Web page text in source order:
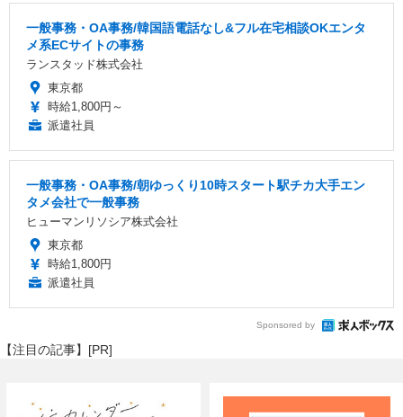
一般事務・OA事務/韓国語電話なし&フル在宅相談OKエンタ
メ系ECサイトの事務
ランスタッド株式会社
東京都
時給1,800円～
派遣社員
一般事務・OA事務/朝ゆっくり10時スタート駅チカ大手エン
タメ会社で一般事務
ヒューマンリソシア株式会社
東京都
時給1,800円
派遣社員
Sponsored by
【注目の記事】[PR]